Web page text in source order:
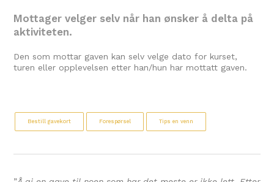
Mottager velger selv når han ønsker å delta på
aktiviteten.
Den som mottar gaven kan selv velge dato for kurset,
turen eller opplevelsen etter han/hun har mottatt gaven.
Bestill gavekort Forespørsel Tips en venn